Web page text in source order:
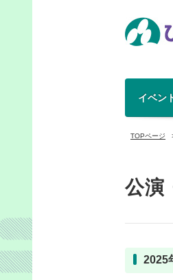
イベン
TOPページ
公演
2025